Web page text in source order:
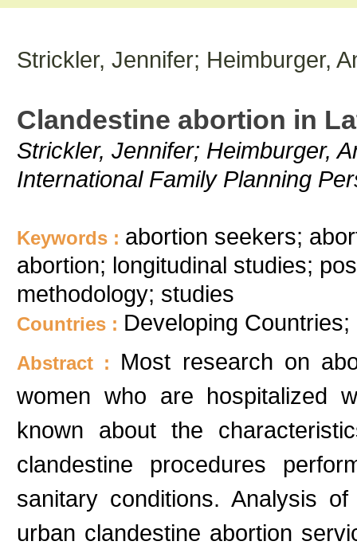
Strickler, Jennifer; Heimburger,
Clandestine abortion in
Strickler, Jennifer; Heimburger,
International Family Planning
Keywords : abortion seekers;
abortion; longitudinal studies;
methodology; studies
Countries : Developing
Abstract : Most research on
women who are hospitalized
known about the
clandestine procedures
sanitary conditions. Analysis
urban clandestine abortion